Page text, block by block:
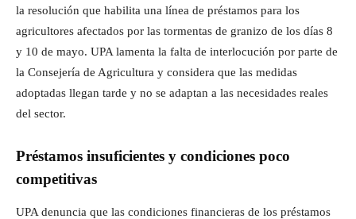
la resolución que habilita una línea de préstamos para los
agricultores afectados por las tormentas de granizo de los días 8
y 10 de mayo. UPA lamenta la falta de interlocución por parte de
la Consejería de Agricultura y considera que las medidas
adoptadas llegan tarde y no se adaptan a las necesidades reales
del sector.
Préstamos insuficientes y condiciones poco
competitivas
UPA denuncia que las condiciones financieras de los préstamos